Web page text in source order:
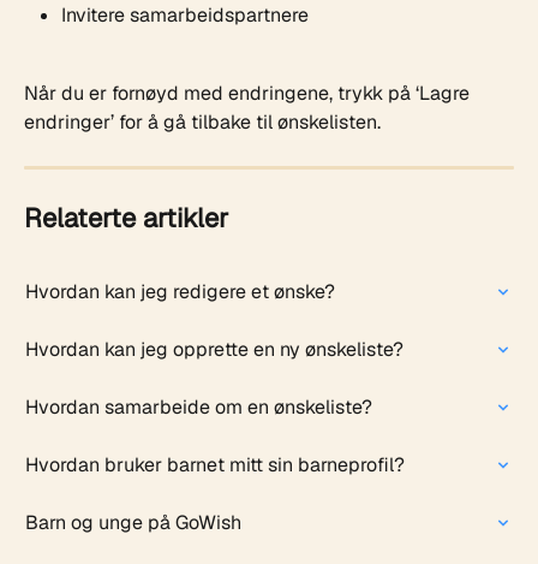
Invitere samarbeidspartnere
Når du er fornøyd med endringene, trykk på ‘Lagre
endringer’ for å gå tilbake til ønskelisten.
Relaterte artikler
Hvordan kan jeg redigere et ønske?
Hvordan kan jeg opprette en ny ønskeliste?
Hvordan samarbeide om en ønskeliste?
Hvordan bruker barnet mitt sin barneprofil?
Barn og unge på GoWish